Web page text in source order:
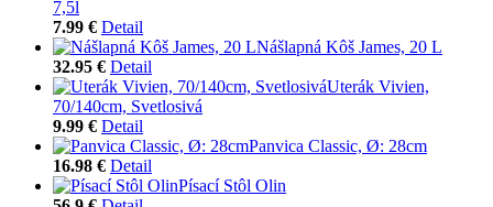
7,5l
7.99 € Detail
Nášlapná Kôš James, 20 L
32.95 € Detail
Uterák Vivien,
70/140cm, Svetlosivá
9.99 € Detail
Panvica Classic, Ø: 28cm
16.98 € Detail
Písací Stôl Olin